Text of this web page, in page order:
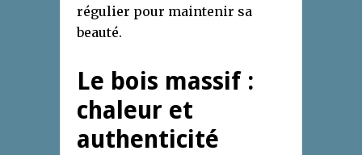
régulier pour maintenir sa
beauté.
Le bois massif :
chaleur et
authenticité